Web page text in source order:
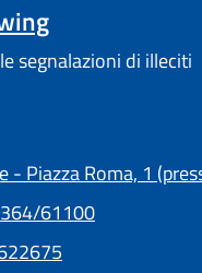
segnalazioni di illeciti
Roma, 1 (presso Comune) -
61100